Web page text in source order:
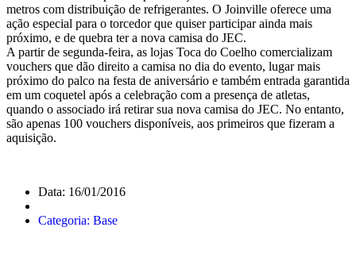
metros com distribuição de refrigerantes. O Joinville oferece uma
ação especial para o torcedor que quiser participar ainda mais
próximo, e de quebra ter a nova camisa do JEC.
A partir de segunda-feira, as lojas Toca do Coelho comercializam
vouchers que dão direito a camisa no dia do evento, lugar mais
próximo do palco na festa de aniversário e também entrada garantida
em um coquetel após a celebração com a presença de atletas,
quando o associado irá retirar sua nova camisa do JEC. No entanto,
são apenas 100 vouchers disponíveis, aos primeiros que fizeram a
aquisição.
Data: 16/01/2016
Categoria: Base